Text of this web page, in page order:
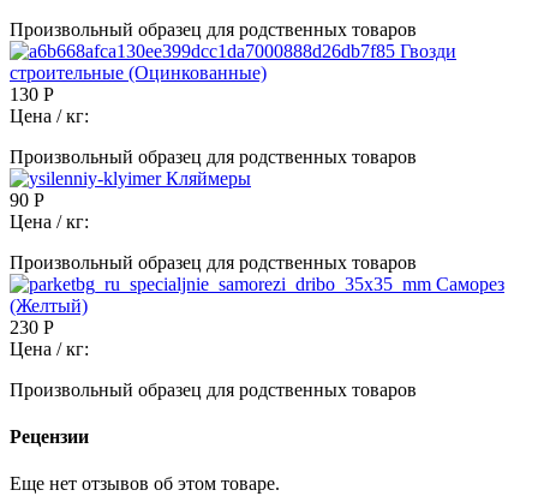
Произвольный образец для родственных товаров
Гвозди
строительные (Оцинкованные)
130 Р
Цена / кг:
Произвольный образец для родственных товаров
Кляймеры
90 Р
Цена / кг:
Произвольный образец для родственных товаров
Саморез
(Желтый)
230 Р
Цена / кг:
Произвольный образец для родственных товаров
Рецензии
Еще нет отзывов об этом товаре.